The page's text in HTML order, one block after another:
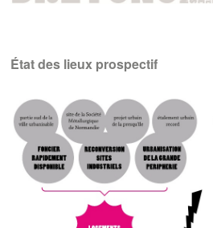
État des lieux prospectif